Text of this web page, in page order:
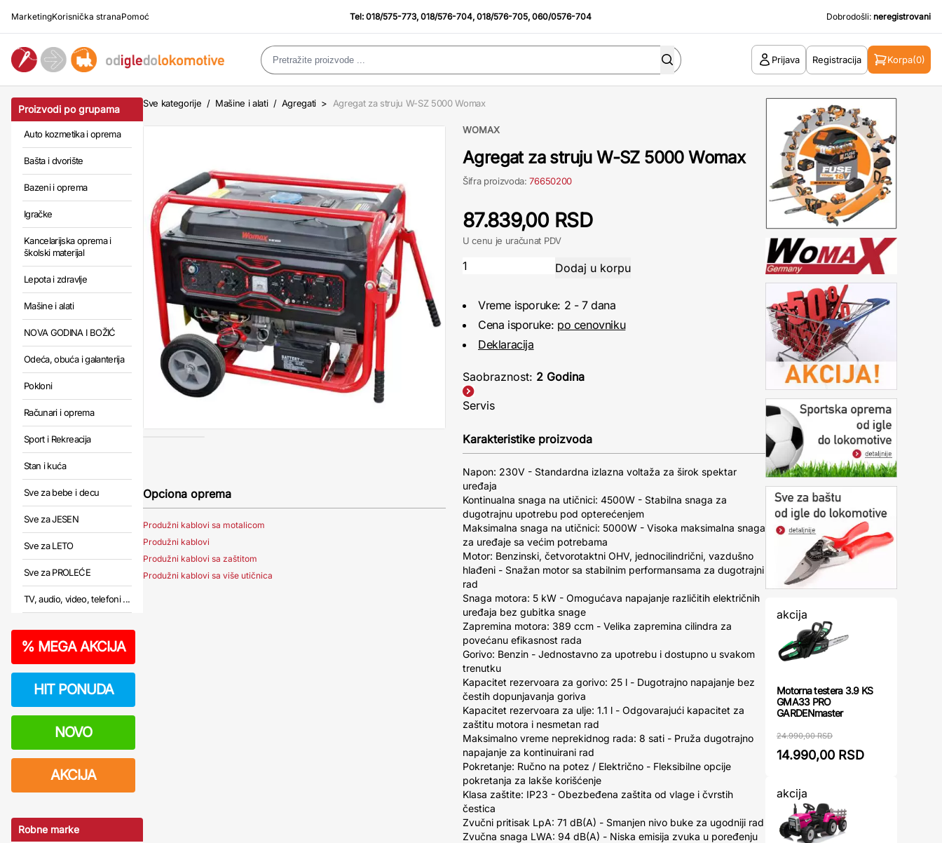
MarketingKorisnička stranaPomoć Tel:018/575-773,018/576-704,018/576-705,060/0576-704 Dobrodošli: neregistrovani
Prijava Registracija Korpa(0)
Proizvodi po grupama
Auto kozmetika i oprema
Bašta i dvorište
Bazeni i oprema
Igračke
Kancelarijska oprema i
školski materijal
Lepota i zdravlje
Mašine i alati
NOVA GODINA I BOŽIĆ
Odeća, obuća i galanterija
Pokloni
Računari i oprema
Sport i Rekreacija
Stan i kuća
Sve za bebe i decu
Sve za JESEN
Sve za LETO
Sve za PROLEĆE
TV, audio, video, telefoni ...
% MEGA AKCIJA
HIT PONUDA
NOVO
AKCIJA
Robne marke
Sve kategorije / Mašine i alati / Agregati > Agregat za struju W-SZ 5000 Womax
Opciona oprema
Produžni kablovi sa motalicom
Produžni kablovi
Produžni kablovi sa zaštitom
Produžni kablovi sa više utičnica
WOMAX
Agregat za struju W-SZ 5000 Womax
Šifra proizvoda:76650200
87.839,00 RSD
U cenu je uračunat PDV
Vreme isporuke: 2 - 7 dana
Cena isporuke: po cenovniku
Deklaracija
Saobraznost: 2 Godina
Servis
Karakteristike proizvoda
Napon: 230V - Standardna izlazna voltaža za širok spektar
uređaja
Kontinualna snaga na utičnici: 4500W - Stabilna snaga za
dugotrajnu upotrebu pod opterećenjem
Maksimalna snaga na utičnici: 5000W - Visoka maksimalna snaga
za uređaje sa većim potrebama
Motor: Benzinski, četvorotaktni OHV, jednocilindrični, vazdušno
hlađeni - Snažan motor sa stabilnim performansama za dugotrajni
rad
Snaga motora: 5 kW - Omogućava napajanje različitih električnih
uređaja bez gubitka snage
Zapremina motora: 389 ccm - Velika zapremina cilindra za
povećanu efikasnost rada
Gorivo: Benzin - Jednostavno za upotrebu i dostupno u svakom
trenutku
Kapacitet rezervoara za gorivo: 25 l - Dugotrajno napajanje bez
čestih dopunjavanja goriva
Kapacitet rezervoara za ulje: 1.1 l - Odgovarajući kapacitet za
zaštitu motora i nesmetan rad
Maksimalno vreme neprekidnog rada: 8 sati - Pruža dugotrajno
napajanje za kontinuirani rad
Pokretanje: Ručno na potez / Električno - Fleksibilne opcije
pokretanja za lakše korišćenje
Klasa zaštite: IP23 - Obezbeđena zaštita od vlage i čvrstih
čestica
Zvučni pritisak LpA: 71 dB(A) - Smanjen nivo buke za ugodniji rad
Zvučna snaga LWA: 94 dB(A) - Niska emisija zvuka u poređenju
akcija
Motorna testera 3.9 KS
GMA33 PRO
GARDENmaster
24.990,00 RSD
14.990,00 RSD
akcija